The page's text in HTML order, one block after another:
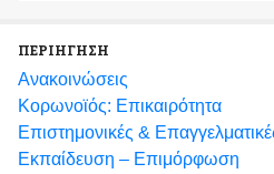
ΠΕΡΙΗΓΗΣΗ
Ανακοινώσεις
Κορωνοϊός: Επικαιρότητα
Eπιστημονικές &
Εκπαίδευση – Επιμόρφωση